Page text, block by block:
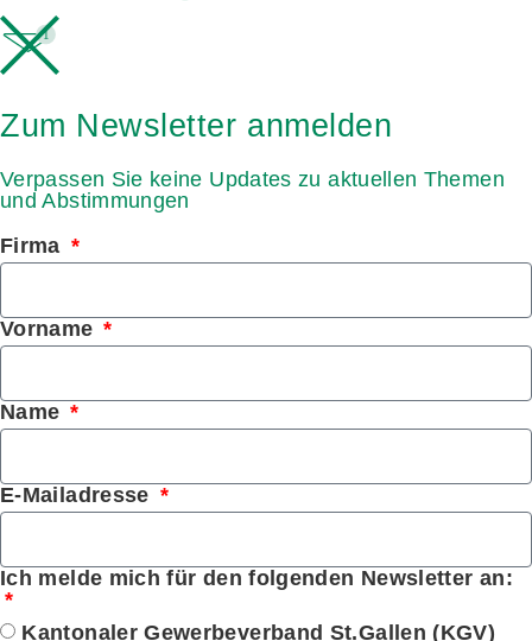
1
Zum Newsletter anmelden
Verpassen Sie keine Updates zu aktuellen Themen
und Abstimmungen
Firma
Vorname
Name
E-Mailadresse
Ich melde mich für den folgenden Newsletter an:
Kantonaler Gewerbeverband St.Gallen (KGV)